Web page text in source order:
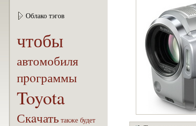
Облако тэгов
чтобы
автомобиля
пpoграммы
Toyota
Скaчать также будет